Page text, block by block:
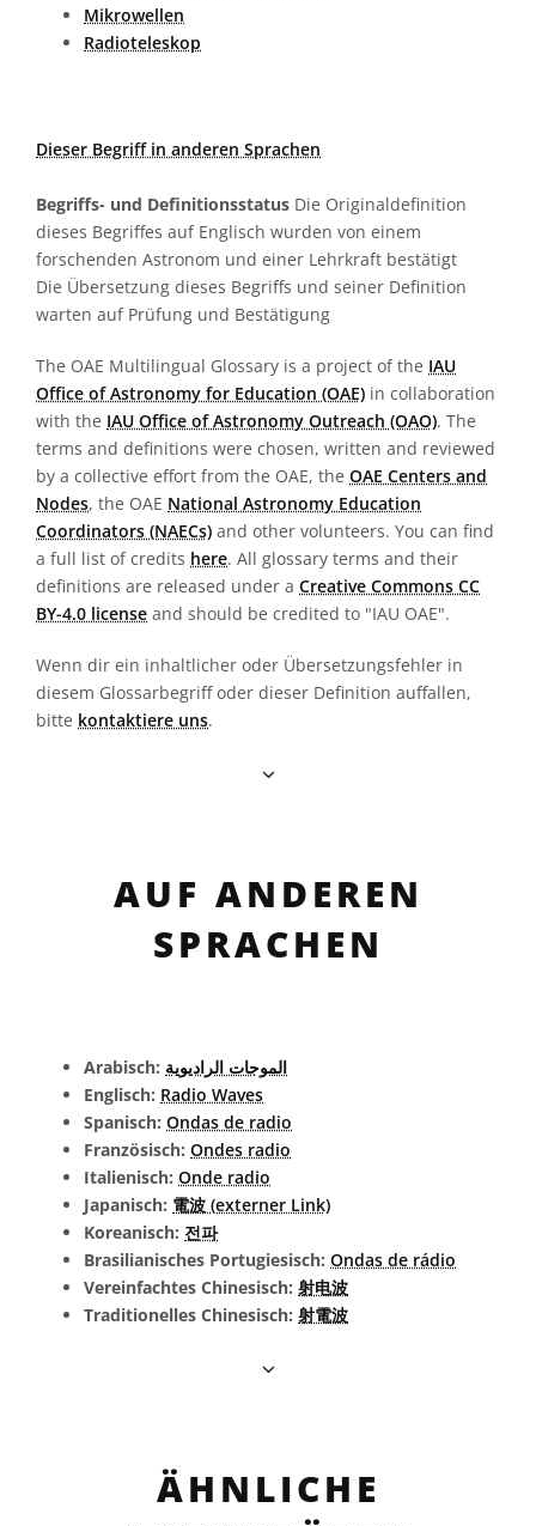
Mikrowellen
Radioteleskop
Dieser Begriff in anderen Sprachen
Begriffs- und Definitionsstatus Die Originaldefinition
dieses Begriffes auf Englisch wurden von einem
forschenden Astronom und einer Lehrkraft bestätigt
Die Übersetzung dieses Begriffs und seiner Definition
warten auf Prüfung und Bestätigung
The OAE Multilingual Glossary is a project of the IAU
Office of Astronomy for Education (OAE) in collaboration
with the IAU Office of Astronomy Outreach (OAO). The
terms and definitions were chosen, written and reviewed
by a collective effort from the OAE, the OAE Centers and
Nodes, the OAE National Astronomy Education
Coordinators (NAECs) and other volunteers. You can find
a full list of credits here. All glossary terms and their
definitions are released under a Creative Commons CC
BY-4.0 license and should be credited to "IAU OAE".
Wenn dir ein inhaltlicher oder Übersetzungsfehler in
diesem Glossarbegriff oder dieser Definition auffallen,
bitte kontaktiere uns.
AUF ANDEREN
SPRACHEN
Arabisch: الموجات الراديوية
Englisch: Radio Waves
Spanisch: Ondas de radio
Französisch: Ondes radio
Italienisch: Onde radio
Japanisch: 電波 (externer Link)
Koreanisch: 전파
Brasilianisches Portugiesisch: Ondas de rádio
Vereinfachtes Chinesisch: 射电波
Traditionelles Chinesisch: 射電波
ÄHNLICHE